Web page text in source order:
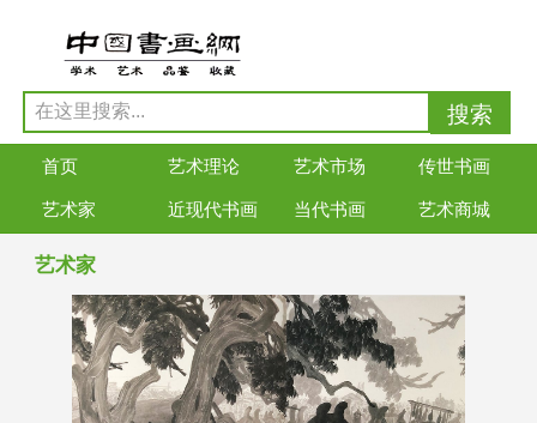
首页 艺术理论 艺术市场 传世书画
艺术家 近现代书画 当代书画 艺术商城
艺术家